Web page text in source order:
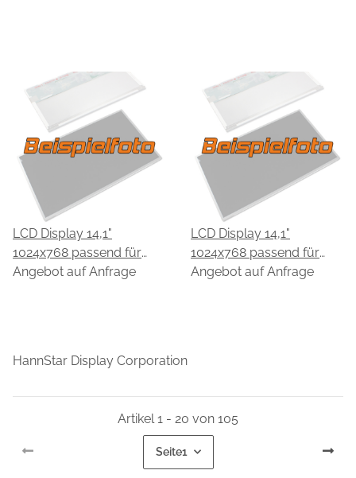
LCD Display 14,1"
1024x768 passend für
HannStar HSD141PX11-A
Angebot auf Anfrage
LCD Display 14,1"
1024x768 passend für
HannStar HSD141PX11-B
Angebot auf Anfrage
HannStar Display Corporation
Artikel 1 - 20 von 105
Seite1